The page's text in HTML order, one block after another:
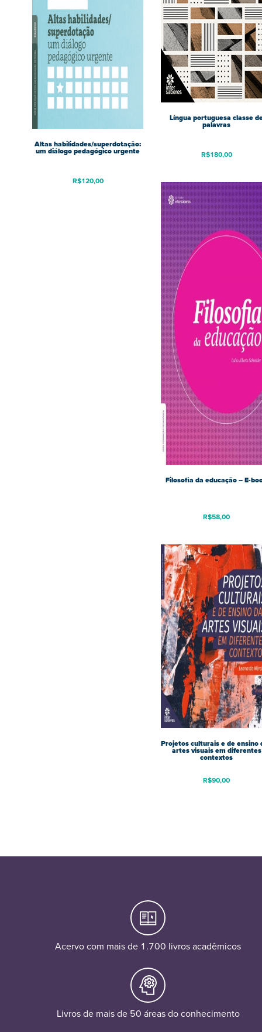
Altas habilidades/superdotação:
um diálogo pedagógico urgente
R$120,00
Língua portuguesa classe
palavras
R$180,00
Filosofia da educação – E-
R$58,00
Projetos culturais e de ensino
artes visuais em diferentes
contextos
R$90,00
Acervo com mais de 1.700 livros acadêmicos
Livros de mais de 50 áreas do conhecimento